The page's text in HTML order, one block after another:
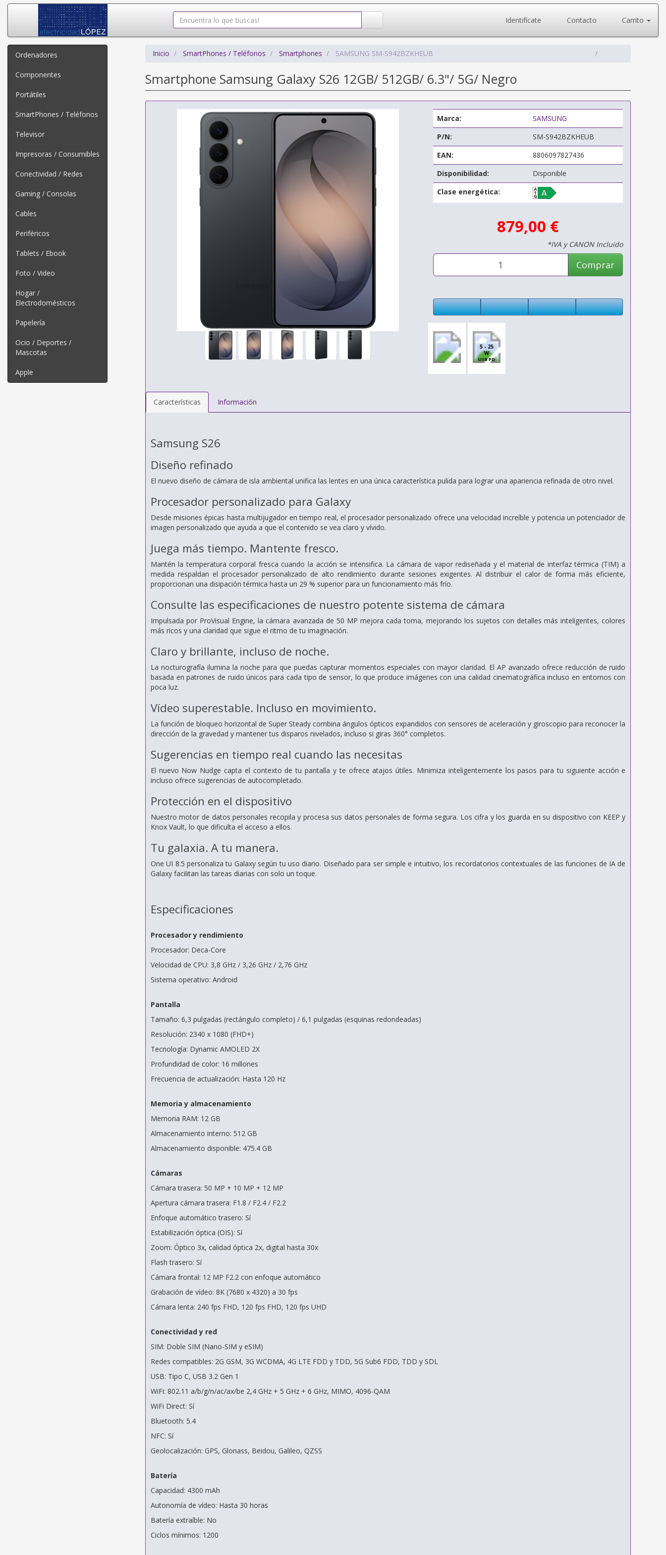
Identifícate Contacto Carrito
Ordenadores
Componentes
Portátiles
SmartPhones / Teléfonos
Televisor
Impresoras / Consumibles
Conectividad / Redes
Gaming / Consolas
Cables
Periféricos
Tablets / Ebook
Foto / Video
Hogar /
Electrodomésticos
Papelería
Ocio / Deportes /
Mascotas
Apple
Inicio SmartPhones / Teléfonos Smartphones SAMSUNG SM-S942BZKHEUB
Smartphone Samsung Galaxy S26 12GB/ 512GB/ 6.3"/ 5G/ Negro
Marca:
SAMSUNG
P/N:
SM-S942BZKHEUB
EAN:
8806097827436
Disponibilidad:
Disponible
Clase energética:
879,00 €
*IVA y CANON Incluido
Comprar
5 - 25
W
USB PD
Características Información
Samsung S26
Diseño refinado
El nuevo diseño de cámara de isla ambiental unifica las lentes en una única característica pulida para lograr una apariencia refinada de otro nivel.
Procesador personalizado para Galaxy
Desde misiones épicas hasta multijugador en tiempo real, el procesador personalizado ofrece una velocidad increíble y potencia un potenciador de
imagen personalizado que ayuda a que el contenido se vea claro y vívido.
Juega más tiempo. Mantente fresco.
Mantén la temperatura corporal fresca cuando la acción se intensifica. La cámara de vapor rediseñada y el material de interfaz térmica (TIM) a
medida respaldan el procesador personalizado de alto rendimiento durante sesiones exigentes. Al distribuir el calor de forma más eficiente,
proporcionan una disipación térmica hasta un 29 % superior para un funcionamiento más frío.
Consulte las especificaciones de nuestro potente sistema de cámara
Impulsada por ProVisual Engine, la cámara avanzada de 50 MP mejora cada toma, mejorando los sujetos con detalles más inteligentes, colores
más ricos y una claridad que sigue el ritmo de tu imaginación.
Claro y brillante, incluso de noche.
La nocturografía ilumina la noche para que puedas capturar momentos especiales con mayor claridad. El AP avanzado ofrece reducción de ruido
basada en patrones de ruido únicos para cada tipo de sensor, lo que produce imágenes con una calidad cinematográfica incluso en entornos con
poca luz.
Vídeo superestable. Incluso en movimiento.
La función de bloqueo horizontal de Super Steady combina ángulos ópticos expandidos con sensores de aceleración y giroscopio para reconocer la
dirección de la gravedad y mantener tus disparos nivelados, incluso si giras 360° completos.
Sugerencias en tiempo real cuando las necesitas
El nuevo Now Nudge capta el contexto de tu pantalla y te ofrece atajos útiles. Minimiza inteligentemente los pasos para tu siguiente acción e
incluso ofrece sugerencias de autocompletado.
Protección en el dispositivo
Nuestro motor de datos personales recopila y procesa sus datos personales de forma segura. Los cifra y los guarda en su dispositivo con KEEP y
Knox Vault, lo que dificulta el acceso a ellos.
Tu galaxia. A tu manera.
One UI 8.5 personaliza tu Galaxy según tu uso diario. Diseñado para ser simple e intuitivo, los recordatorios contextuales de las funciones de IA de
Galaxy facilitan las tareas diarias con solo un toque.
Especificaciones
Procesador y rendimiento
Procesador: Deca-Core
Velocidad de CPU: 3,8 GHz / 3,26 GHz / 2,76 GHz
Sistema operativo: Android
Pantalla
Tamaño: 6,3 pulgadas (rectángulo completo) / 6,1 pulgadas (esquinas redondeadas)
Resolución: 2340 x 1080 (FHD+)
Tecnología: Dynamic AMOLED 2X
Profundidad de color: 16 millones
Frecuencia de actualización: Hasta 120 Hz
Memoria y almacenamiento
Memoria RAM: 12 GB
Almacenamiento interno: 512 GB
Almacenamiento disponible: 475.4 GB
Cámaras
Cámara trasera: 50 MP + 10 MP + 12 MP
Apertura cámara trasera: F1.8 / F2.4 / F2.2
Enfoque automático trasero: Sí
Estabilización óptica (OIS): Sí
Zoom: Óptico 3x, calidad óptica 2x, digital hasta 30x
Flash trasero: Sí
Cámara frontal: 12 MP F2.2 con enfoque automático
Grabación de vídeo: 8K (7680 x 4320) a 30 fps
Cámara lenta: 240 fps FHD, 120 fps FHD, 120 fps UHD
Conectividad y red
SIM: Doble SIM (Nano-SIM y eSIM)
Redes compatibles: 2G GSM, 3G WCDMA, 4G LTE FDD y TDD, 5G Sub6 FDD, TDD y SDL
USB: Tipo C, USB 3.2 Gen 1
WiFi: 802.11 a/b/g/n/ac/ax/be 2,4 GHz + 5 GHz + 6 GHz, MIMO, 4096-QAM
WiFi Direct: Sí
Bluetooth: 5.4
NFC: Sí
Geolocalización: GPS, Glonass, Beidou, Galileo, QZSS
Batería
Capacidad: 4300 mAh
Autonomía de vídeo: Hasta 30 horas
Batería extraíble: No
Ciclos mínimos: 1200